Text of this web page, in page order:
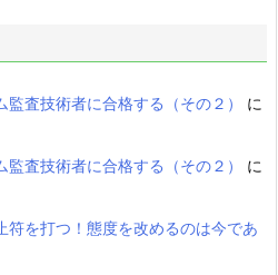
査技術者に合格する（その２）
に
査技術者に合格する（その２）
に
符を打つ！態度を改めるのは今であ